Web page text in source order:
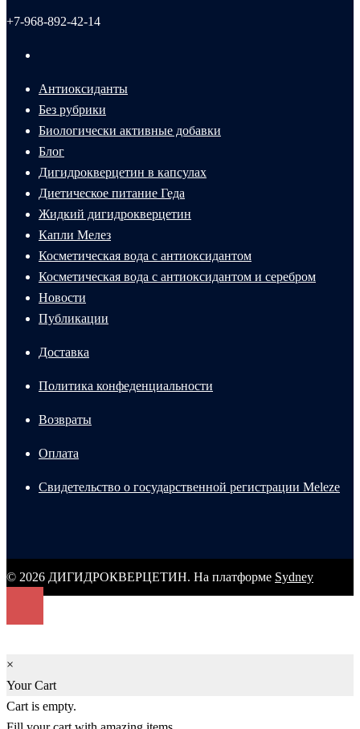
+7-968-892-42-14
Антиоксиданты
Без рубрики
Биологически активные добавки
Блог
Дигидрокверцетин в капсулах
Диетическое питание Геда
Жидкий дигидрокверцетин
Капли Мелез
Косметическая вода с антиоксидантом
Косметическая вода с антиоксидантом и серебром
Новости
Публикации
Доставка
Политика конфеденциальности
Возвраты
Оплата
Свидетельство о государственной регистрации Meleze
© 2026 ДИГИДРОКВЕРЦЕТИН. На платформе Sydney
×
Your Cart
Cart is empty.